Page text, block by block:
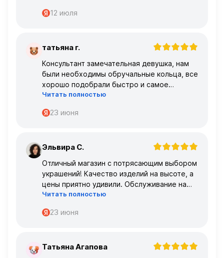
12 июля
Т татьяна г.
Консультант замечательная девушка, нам
были необходимы обручальные кольца, все
хорошо подобрали быстро и самое
главное, что все подошло по размеру с
Читать полностью
23 июня
Э Эльвира С.
Отличный магазин с потрясающим выбором
украшений! Качество изделий на высоте, а
цены приятно удивили. Обслуживание на
высшем уровне – консультанты очень
Читать полностью
23 июня
Т Татьяна Агапова